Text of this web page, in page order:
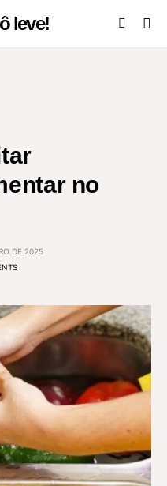
no
DE 2025